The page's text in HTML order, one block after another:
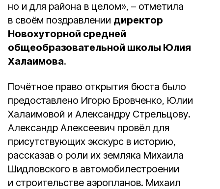
но и для района в целом», – отметила
в своём поздравлении директор
Новохуторной средней
общеобразовательной школы Юлия
Халаимова.
Почётное право открытия бюста было
предоставлено Игорю Бровченко, Юлии
Халаимовой и Александру Стрельцову.
Александр Алексеевич провёл для
присутствующих экскурс в историю,
рассказав о роли их земляка Михаила
Шидловского в автомобилестроении
и строительстве аэропланов. Михаил